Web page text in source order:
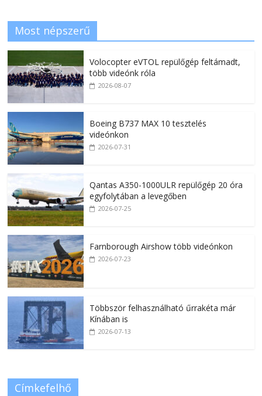
Most népszerű
Volocopter eVTOL repülőgép feltámadt,
több videónk róla
2026-08-07
Boeing B737 MAX 10 tesztelés
videónkon
2026-07-31
Qantas A350-1000ULR repülőgép 20 óra
egyfolytában a levegőben
2026-07-25
Farnborough Airshow több videónkon
2026-07-23
Többször felhasználható űrrakéta már
Kínában is
2026-07-13
Címkefelhő